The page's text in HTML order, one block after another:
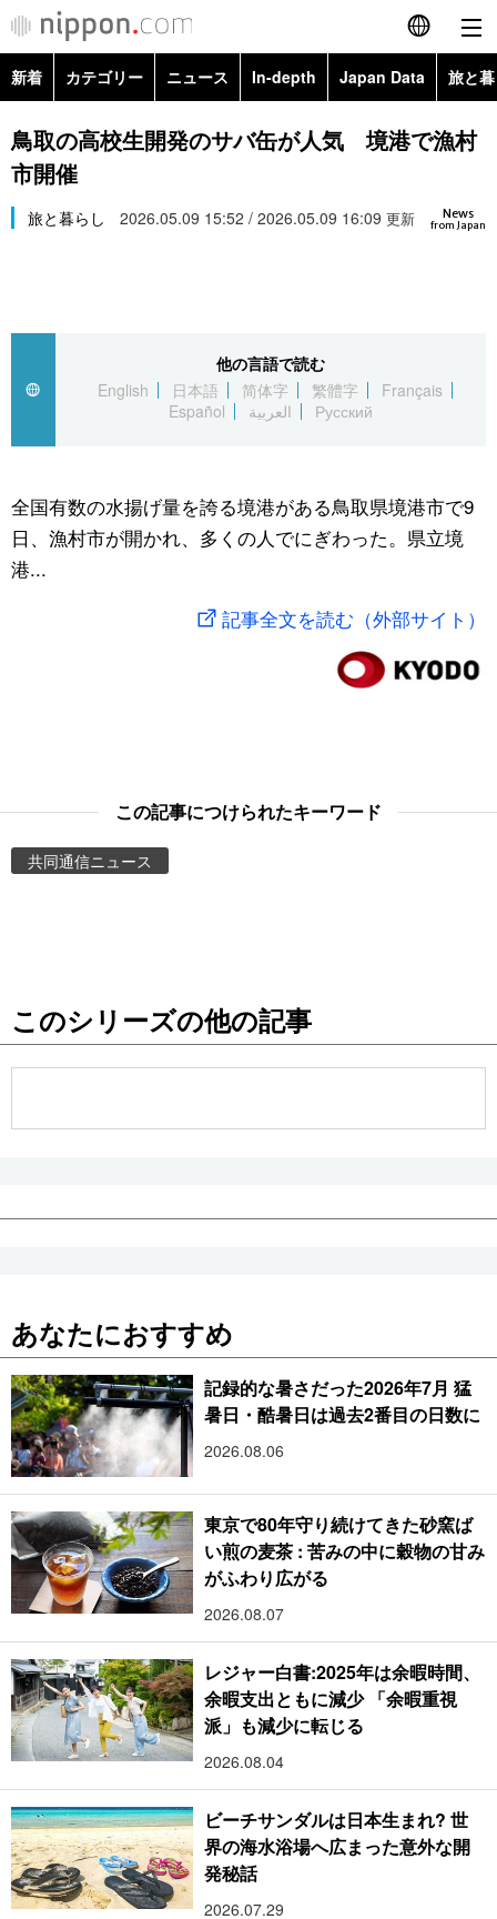
English
简体字
Русский
カテゴリー
経済・ビジネス
国際
文化
トップ
アーカイブ
In-depth
Japan Data
動画/Live
People
公式SNS
新着 カテゴリー ニュース In-depth Japan Data 旅と
政治・外交
経済・ビジネス
スポーツ・東京2020
Topics
鳥取の高校生開発のサバ缶が人気 境港で漁村
市開催
News
from Japan
旅と暮らし 2026.05.09 15:52 / 2026.05.09 16:09 更新
他の言語で読む
English
日本語 简体字 繁體字
Français
Español
العربية Русский
全国有数の水揚げ量を誇る境港がある鳥取県境港市で9
日、漁村市が開かれ、多くの人でにぎわった。県立境
港...
記事全文を読む（外部サイト）
この記事につけられたキーワード
共同通信ニュース
このシリーズの他の記事
あなたにおすすめ
記録的な暑さだった2026年7月 猛
暑日・酷暑日は過去2番目の日数に
2026.08.06
東京で80年守り続けてきた砂窯ば
い煎の麦茶 : 苦みの中に穀物の甘み
がふわり広がる
2026.08.07
レジャー白書:2025年は余暇時間、
余暇支出ともに減少 「余暇重視
派」も減少に転じる
2026.08.04
ビーチサンダルは日本生まれ? 世
界の海水浴場へ広まった意外な開
発秘話
2026.07.29